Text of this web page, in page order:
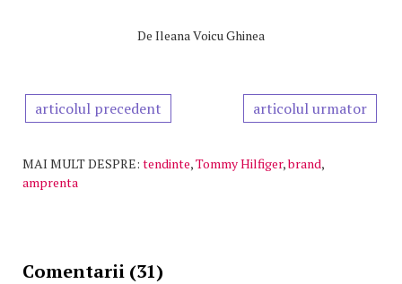
De Ileana Voicu Ghinea
articolul precedent articolul urmator
MAI MULT DESPRE: tendinte,Tommy Hilfiger,brand,
amprenta
Comentarii (31)